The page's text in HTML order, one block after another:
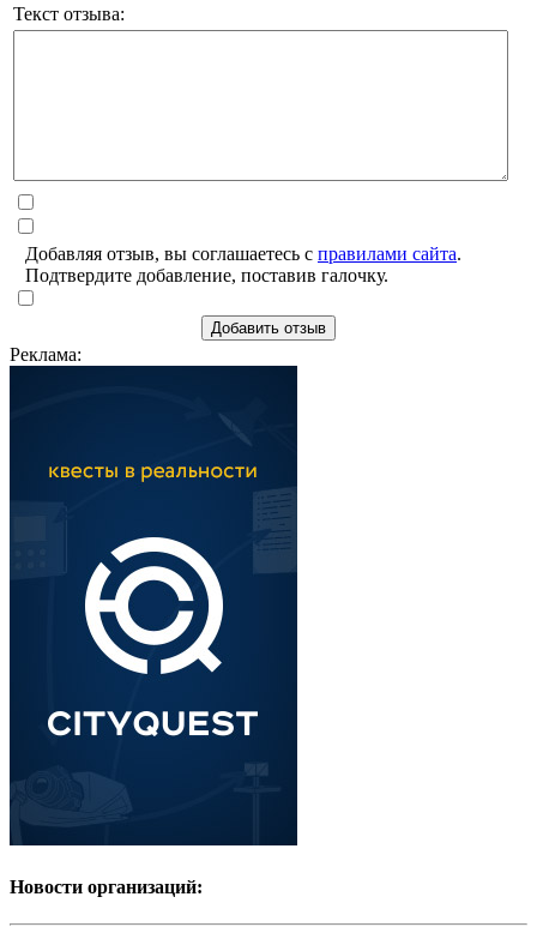
Текст отзыва:
Добавляя отзыв, вы соглашаетесь с правилами сайта.
Подтвердите добавление, поставив галочку.
Добавить отзыв
Реклама:
Новости организаций: